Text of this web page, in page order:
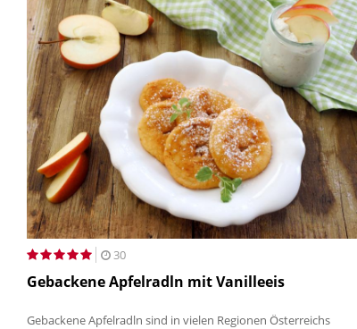
30
Gebackene Apfelradln mit Vanilleeis
Gebackene Apfelradln sind in vielen Regionen Österreichs